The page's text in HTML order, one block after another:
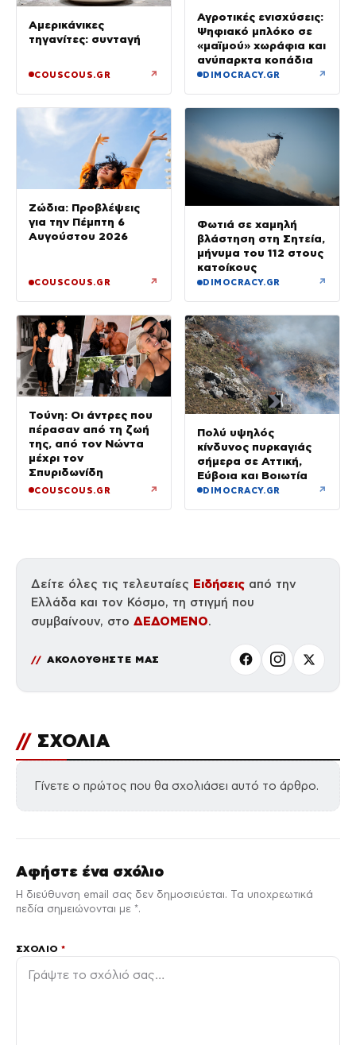
Αμερικάνικες
τηγανίτες: συνταγή
COUSCOUS.GR ↗
Αγροτικές ενισχύσεις:
Ψηφιακό μπλόκο σε
«μαϊμού» χωράφια και
ανύπαρκτα κοπάδια
DIMOCRACY.GR ↗
Ζώδια: Προβλέψεις
για την Πέμπτη 6
Αυγούστου 2026
COUSCOUS.GR ↗
Φωτιά σε χαμηλή
βλάστηση στη Σητεία,
μήνυμα του 112 στους
κατοίκους
DIMOCRACY.GR ↗
Τούνη: Οι άντρες που
πέρασαν από τη ζωή
της, από τον Νώντα
μέχρι τον
Σπυριδωνίδη
COUSCOUS.GR ↗
Πολύ υψηλός
κίνδυνος πυρκαγιάς
σήμερα σε Αττική,
Εύβοια και Βοιωτία
DIMOCRACY.GR ↗
Δείτε όλες τις τελευταίες Ειδήσεις από την
Ελλάδα και τον Κόσμο, τη στιγμή που
συμβαίνουν, στο ΔΕΔΟΜΕΝΟ.
ΑΚΟΛΟΥΘΗΣΤΕ ΜΑΣ
// ΣΧΟΛΙΑ
Γίνετε ο πρώτος που θα σχολιάσει αυτό το άρθρο.
Αφήστε ένα σχόλιο
Η διεύθυνση email σας δεν δημοσιεύεται. Τα υποχρεωτικά
πεδία σημειώνονται με *.
ΣΧΌΛΙΟ*